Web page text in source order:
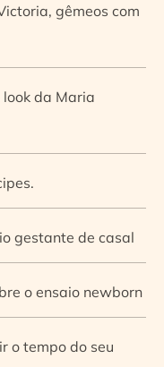
gêmeos com
da Maria
gestante de casal
o ensaio newborn
o tempo do seu